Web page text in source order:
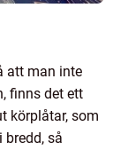
att man inte
finns det ett
körplåtar, som
så